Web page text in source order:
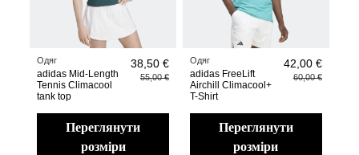
Одяг
adidas Mid-Length
Tennis Climacool
tank top
38,50 €
55,00 €
переглянути
розміри
Одяг
adidas FreeLift
Airchill Climacool+
T-Shirt
42,00 €
60,00 €
переглянути
розміри